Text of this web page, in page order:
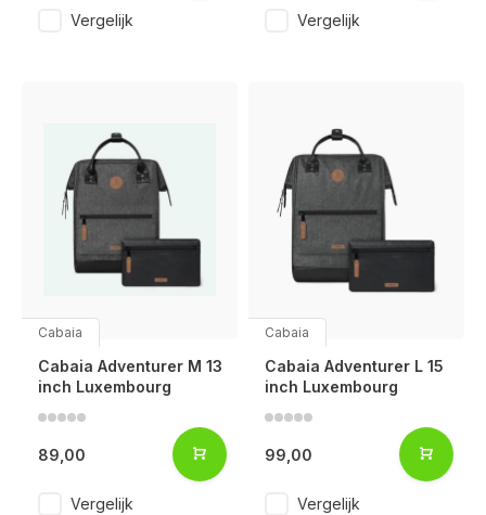
Vergelijk Vergelijk
Cabaia
Cabaia Adventurer M 13
inch Luxembourg
89,00
Vergelijk
Cabaia
Cabaia Adventurer L 15
inch Luxembourg
99,00
Vergelijk